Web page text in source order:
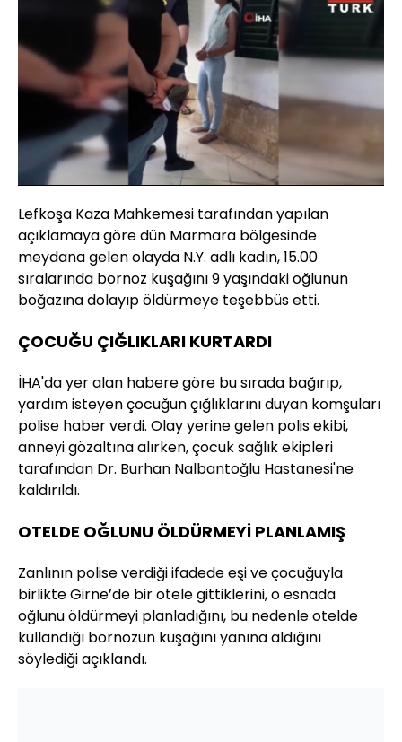
Aç
Yüklendi
100.00%
Oynatma
Hızı
Lefkoşa Kaza Mahkemesi tarafından yapılan
açıklamaya göre dün Marmara bölgesinde
meydana gelen olayda N.Y. adlı kadın, 15.00
sıralarında bornoz kuşağını 9 yaşındaki oğlunun
boğazına dolayıp öldürmeye teşebbüs etti.
ÇOCUĞU ÇIĞLIKLARI KURTARDI
İHA'da yer alan habere göre bu sırada bağırıp,
yardım isteyen çocuğun çığlıklarını duyan komşuları
polise haber verdi. Olay yerine gelen polis ekibi,
anneyi gözaltına alırken, çocuk sağlık ekipleri
tarafından Dr. Burhan Nalbantoğlu Hastanesi'ne
kaldırıldı.
OTELDE OĞLUNU ÖLDÜRMEYİ PLANLAMIŞ
Zanlının polise verdiği ifadede eşi ve çocuğuyla
birlikte Girne’de bir otele gittiklerini, o esnada
oğlunu öldürmeyi planladığını, bu nedenle otelde
kullandığı bornozun kuşağını yanına aldığını
söylediği açıklandı.